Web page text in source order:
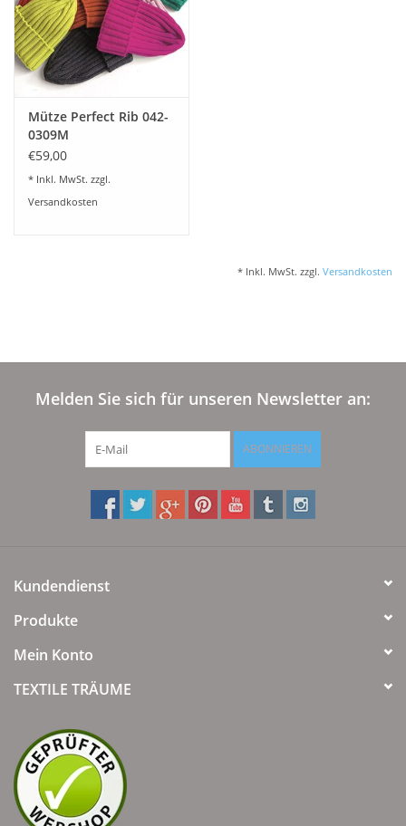
Angebote
Info-Service
Geprüfter Webshop
Über uns
Mütze Perfect Rib 042-
0309M
€59,00
* Inkl. MwSt. zzgl.
Versandkosten
* Inkl. MwSt. zzgl. Versandkosten
Melden Sie sich für unseren Newsletter an:
ABONNIEREN
Kundendienst
Produkte
Mein Konto
TEXTILE TRÄUME